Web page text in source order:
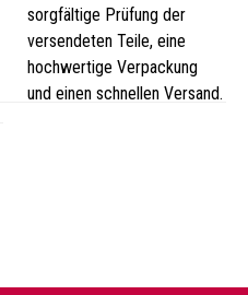
sorgfältige Prüfung der
versendeten Teile, eine
hochwertige Verpackung
und einen schnellen Versand.